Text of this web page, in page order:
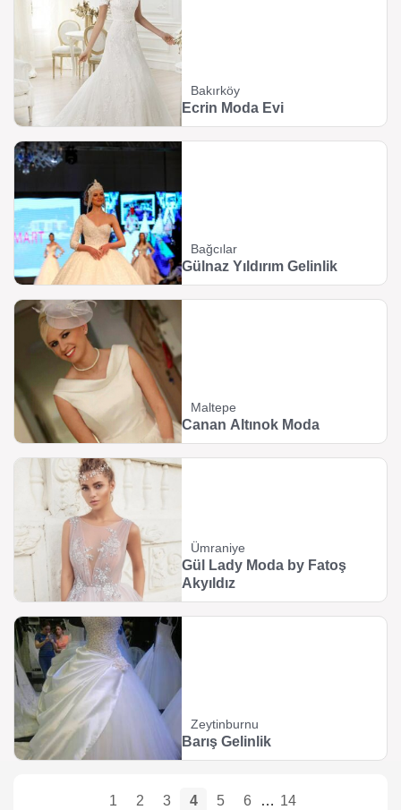
Bakırköy
Ecrin Moda Evi
Bağcılar
Gülnaz Yıldırım Gelinlik
Maltepe
Canan Altınok Moda
Ümraniye
Gül Lady Moda by Fatoş
Akyıldız
Zeytinburnu
Barış Gelinlik
1 2 3 4 5 6 … 14